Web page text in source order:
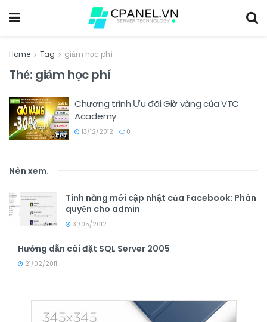
Home Tag giảm học phí
Thẻ: giảm học phí
Chương trình Ưu đãi Giờ vàng của VTC
Academy
13/12/2012 0
Nên xem.
Tính năng mới cập nhật của Facebook: Phân
quyền cho admin
31/05/2012
Hướng dẫn cài đặt SQL Server 2005
21/02/2011